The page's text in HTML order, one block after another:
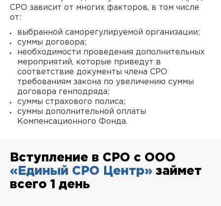
СРО зависит от многих факторов, в том числе
от:
выбранной саморегулируемой организации;
суммы договора;
необходимости проведения дополнительных
мероприятий, которые приведут в
соответствие документы члена СРО
требованиям закона по увеличению суммы
договора генподряда;
суммы страхового полиса;
суммы дополнительной оплаты
Компенсационного Фонда.
Вступление в СРО с ООО
«Единый СРО Центр» займет
всего 1 день